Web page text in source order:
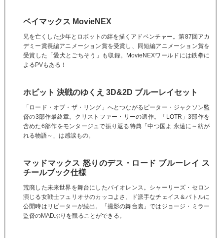
ベイマックス MovieNEX
兄を亡くした少年とロボットの絆を描くアドベンチャー。第87回アカ
デミー賞長編アニメーション賞を受賞し、同短編アニメーション賞を
受賞した「愛犬とごちそう」も収録。MovieNEXワールドには鉄拳に
よるPVもある！
ホビット 決戦のゆくえ 3D&2D ブルーレイセット
「ロード・オブ・ザ・リング」へとつながるピーター・ジャクソン監
督の3部作最終章。クリストファー・リーの遺作。「LOTR」3部作を
含めた6部作をモンタージュで振り返る特典「中つ国よ 永遠に～紡が
れる物語～」は感涙もの。
マッドマックス 怒りのデス・ロード ブルーレイ ス
チールブック仕様
荒廃した未来世界を舞台にしたバイオレンス。シャーリーズ・セロン
演じる女戦士フュリオサのカッコよさ、ド派手なチェイス＆バトルに
公開時はリピーターが続出。「撮影の舞台裏」ではジョージ・ミラー
監督のMADぶりを観ることができる。